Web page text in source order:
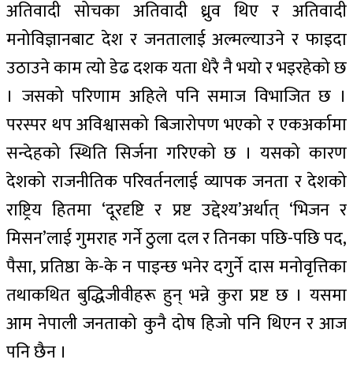
अतिवादी सोचका अतिवादी ध्रुव थिए र अतिवादी
मनोविज्ञानबाट देश र जनतालाई अल्मल्याउने र फाइदा
उठाउने काम त्यो डेढ दशक यता धेरै नै भयो र भइरहेको छ
। जसको परिणाम अहिले पनि समाज विभाजित छ ।
परस्पर थप अविश्वासको बिजारोपण भएको र एकअर्कामा
सन्देहको स्थिति सिर्जना गरिएको छ । यसको कारण
देशको राजनीतिक परिवर्तनलाई व्यापक जनता र देशको
राष्ट्रिय हितमा ‘दूरदृष्टि र प्रष्ट उद्देश्य’अर्थात् ‘भिजन र
मिसन’लाई गुमराह गर्ने ठुला दल र तिनका पछि-पछि पद,
पैसा, प्रतिष्ठा के-के न पाइन्छ भनेर दगुर्ने दास मनोवृत्तिका
तथाकथित बुद्धिजीवीहरू हुन् भन्ने कुरा प्रष्ट छ । यसमा
आम नेपाली जनताको कुनै दोष हिजो पनि थिएन र आज
पनि छैन ।